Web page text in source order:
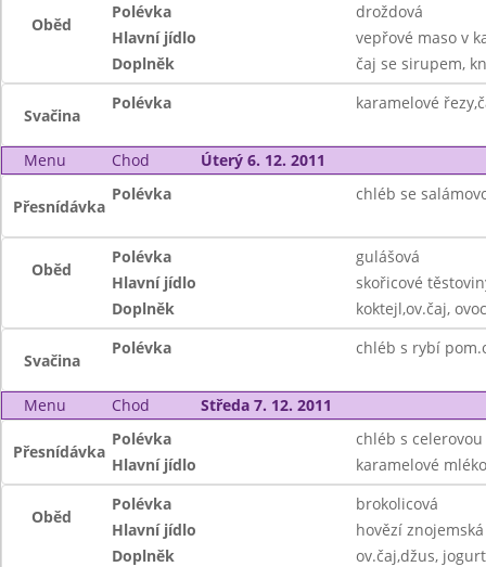
Oběd
Polévka
droždová
Hlavní jídlo
vepřové maso v
Doplněk
čaj se sirupem,
Svačina
Polévka karamelové
Menu Chod Úterý 6. 12. 2011
Přesnídávka
Polévka chléb se
Oběd
Polévka
gulášová
Hlavní jídlo
skořicové
Doplněk
koktejl,ov.čaj,
Svačina
Polévka chléb s rybí
Menu Chod Středa 7. 12. 2011
Přesnídávka
Polévka
chléb s
Hlavní jídlo
karamelové mléko
Oběd
Polévka
brokolicová
Hlavní jídlo
hovězí
Doplněk
ov.čaj,džus, jogurt